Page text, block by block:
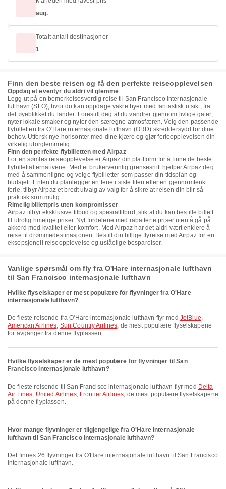
aug.
Totalt antall destinasjoner
1
Finn den beste reisen og få den perfekte reiseopplevelsen
Oppdag et eventyr du aldri vil glemme
Legg ut på en bemerkelsesverdig reise til San Francisco internasjonale
lufthavn (SFO), hvor du kan oppdage vakre byer med fantastisk utsikt, fra
det øyeblikket du lander. Forestill deg at du vandrer gjennom livlige gater,
nyter lokale smaker og nyter den særegne atmosfæren. Velg den passende
flybilletten fra O'Hare internasjonale lufthavn (ORD) skreddersydd for dine
behov. Utforsk nye horisonter med dine kjære og gjør ferieopplevelsen din
virkelig uforglemmelig.
Finn den perfekte flybilletten med Airpaz
For en sømløs reiseopplevelse er Airpaz din plattform for å finne de beste
flybillettalternativene. Med et brukervennlig grensesnitt hjelper Airpaz deg
med å sammenligne og velge flybilletter som passer din tidsplan og
budsjett. Enten du planlegger en ferie i siste liten eller en gjennomtenkt
ferie, tilbyr Airpaz et bredt utvalg av valg for å sikre at reisen din blir så
praktisk som mulig.
Rimelig billettpris uten kompromisser
Airpaz tilbyr eksklusive tilbud og spesialtilbud, slik at du kan bestille billett
til utrolig rimelige priser. Nyt fordelene med rabatterte priser uten å gå på
akkord med kvalitet eller komfort. Med Airpaz har det aldri vært enklere å
reise til drømmedestinasjonen. Bestill din billige flyreise med Airpaz for en
eksepsjonell reiseopplevelse og uslåelige besparelser.
Vanlige spørsmål om fly fra O'Hare internasjonale lufthavn
til San Francisco internasjonale lufthavn
Hvilke flyselskaper er mest populære for flyvninger fra O'Hare
internasjonale lufthavn?
De fleste reisende fra O'Hare internasjonale lufthavn flyr med JetBlue,
American Airlines, Sun Country Airlines, de mest populære flyselskapene
for avganger fra denne flyplassen.
Hvilke flyselskaper er de mest populære for flyvninger til San
Francisco internasjonale lufthavn?
De fleste reisende til San Francisco internasjonale lufthavn flyr med Delta
Air Lines, United Airlines, Frontier Airlines, de mest populære flyselskapene
på denne flyplassen.
Hvor mange flyvninger er tilgjengelige fra O'Hare internasjonale
lufthavn til San Francisco internasjonale lufthavn?
Det finnes 26 flyvninger fra O'Hare internasjonale lufthavn til San Francisco
internasjonale lufthavn.